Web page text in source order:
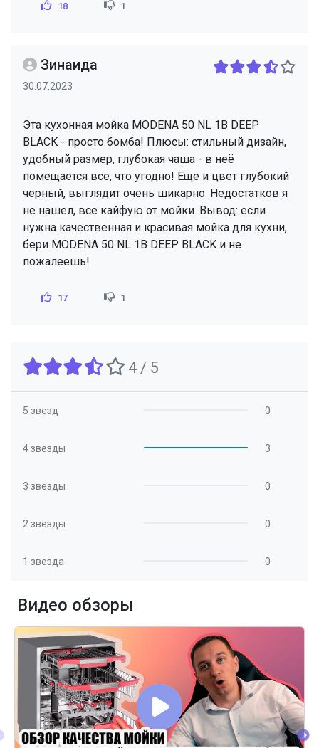
18 1
Зинаида
30.07.2023
Эта кухонная мойка MODENA 50 NL 1B DEEP
BLACK - просто бомба! Плюсы: стильный дизайн,
удобный размер, глубокая чаша - в неё
помещается всё, что угодно! Еще и цвет глубокий
черный, выглядит очень шикарно. Недостатков я
не нашел, все кайфую от мойки. Вывод: если
нужна качественная и красивая мойка для кухни,
бери MODENA 50 NL 1B DEEP BLACK и не
пожалеешь!
17 1
4 / 5
5 звезд 0
4 звезды 3
3 звезды 0
2 звезды 0
1 звезда 0
Видео обзоры